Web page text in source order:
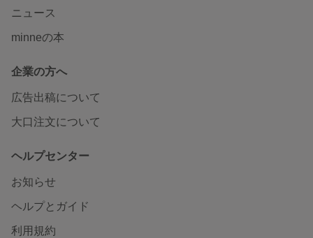
ニュース
minneの本
企業の方へ
広告出稿について
大口注文について
ヘルプセンター
お知らせ
ヘルプとガイド
利用規約